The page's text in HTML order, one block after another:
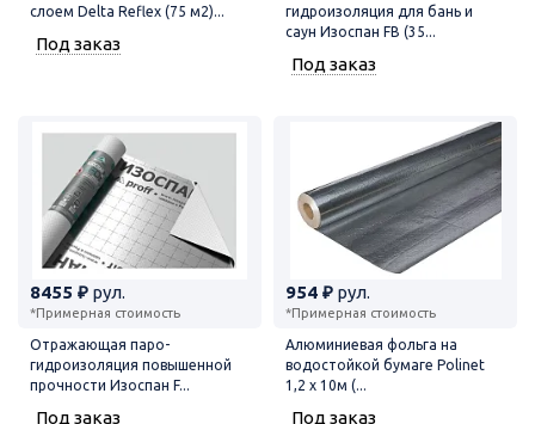
слоем Delta Reflex (75 м2)...
Под заказ
гидроизоляция для бань и
саун Изоспан FB (35...
Под заказ
8455 ₽ рул.
*Примерная стоимость
Отражающая паро-
гидроизоляция повышенной
прочности Изоспан F...
Под заказ
954 ₽ рул.
*Примерная стоимость
Алюминиевая фольга на
водостойкой бумаге Polinet
1,2 х 10м (...
Под заказ